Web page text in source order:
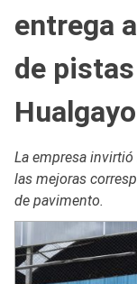
entrega
de
La empresa
las mejoras
de pavimento.